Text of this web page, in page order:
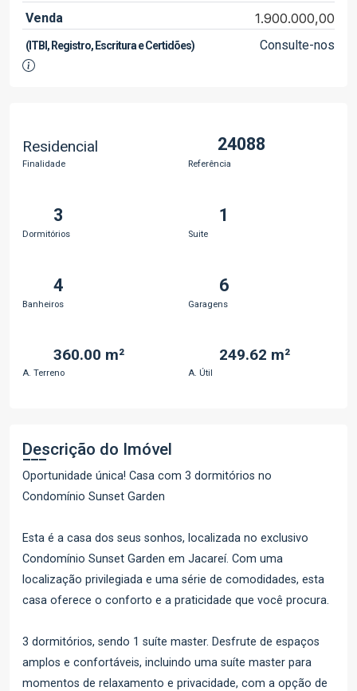
Venda
1.900.000,00
(ITBI, Registro, Escritura e Certidões) Consulte-nos
Residencial
Finalidade
24088
Referência
3
Dormitórios
1
Suite
4
Banheiros
6
Garagens
360.00 m²
A. Terreno
249.62 m²
A. Útil
Descrição do Imóvel
Oportunidade única! Casa com 3 dormitórios no
Condomínio Sunset Garden
Esta é a casa dos seus sonhos, localizada no exclusivo
Condomínio Sunset Garden em Jacareí. Com uma
localização privilegiada e uma série de comodidades, esta
casa oferece o conforto e a praticidade que você procura.
3 dormitórios, sendo 1 suíte master. Desfrute de espaços
amplos e confortáveis, incluindo uma suíte master para
momentos de relaxamento e privacidade, com a opção de